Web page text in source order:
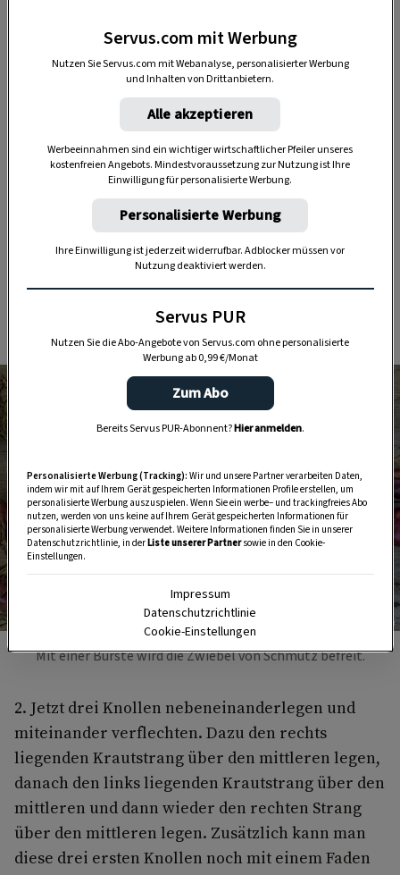
So bindet man einen Zwiebelzopf
Schritt für Schritt-Anleitung mit
1. Zuerst die Knollen von Erde und Schmutz
befreien und die Wurzeln stutzen. Sollte das
Zwiebelkraut ausgetrocknet sein, kann man es,
um später leichter flechten zu können, über
Nacht in ein warmes, feuchtes Handtuch
Foto: Michaela Gabler
Mit einer Bürste wird die Zwiebel von Schmutz befreit.
2. Jetzt drei Knollen nebenein­anderlegen und
miteinander verflechten. Dazu den rechts
liegenden Krautstrang über den mittleren legen,
danach den links liegenden Krautstrang über den
mittleren und dann wieder den rechten Strang
über den mittleren legen. Zu­sätzlich kann man
diese drei ersten Knollen noch mit einem Faden
Servus.com mit Werbung
Nutzen Sie Servus.com mit Webanalyse, personalisierter Werbung
und Inhalten von Drittanbietern.
Alle akzeptieren
Werbeeinnahmen sind ein wichtiger wirtschaftlicher Pfeiler unseres
kostenfreien Angebots. Mindestvoraussetzung zur Nutzung ist Ihre
Einwilligung für personalisierte Werbung.
Personalisierte Werbung
Ihre Einwilligung ist jederzeit widerrufbar. Adblocker müssen vor
Nutzung deaktiviert werden.
Servus PUR
Nutzen Sie die Abo-Angebote von Servus.com ohne personalisierte
Werbung ab 0,99 €/Monat
Zum Abo
Bereits Servus PUR-Abonnent?Hier anmelden.
Personalisierte Werbung (Tracking): Wir und unsere Partner verarbeiten Daten,
indem wir mit auf Ihrem Gerät gespeicherten Informationen Profile erstellen, um
personalisierte Werbung auszuspielen. Wenn Sie ein werbe– und trackingfreies Abo
nutzen, werden von uns keine auf Ihrem Gerät gespeicherten Informationen für
personalisierte Werbung verwendet. Weitere Informationen finden Sie in unserer
Datenschutzrichtlinie, in derListe unserer Partnersowie in den Cookie-
Einstellungen.
Impressum
Datenschutzrichtlinie
Cookie-Einstellungen